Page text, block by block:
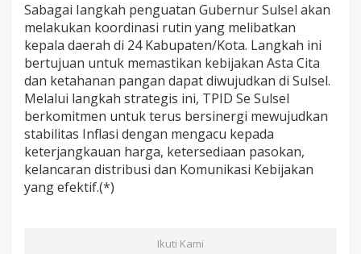
Sabagai Iangkah penguatan Gubernur Sulsel akan
melakukan koordinasi rutin yang melibatkan
kepala daerah di 24 Kabupaten/Kota. Langkah ini
bertujuan untuk memastikan kebijakan Asta Cita
dan ketahanan pangan dapat diwujudkan di Sulsel.
Melalui langkah strategis ini, TPID Se Sulsel
berkomitmen untuk terus bersinergi mewujudkan
stabilitas Inflasi dengan mengacu kepada
keterjangkauan harga, ketersediaan pasokan,
kelancaran distribusi dan Komunikasi Kebijakan
yang efektif.(*)
Ikuti Kami